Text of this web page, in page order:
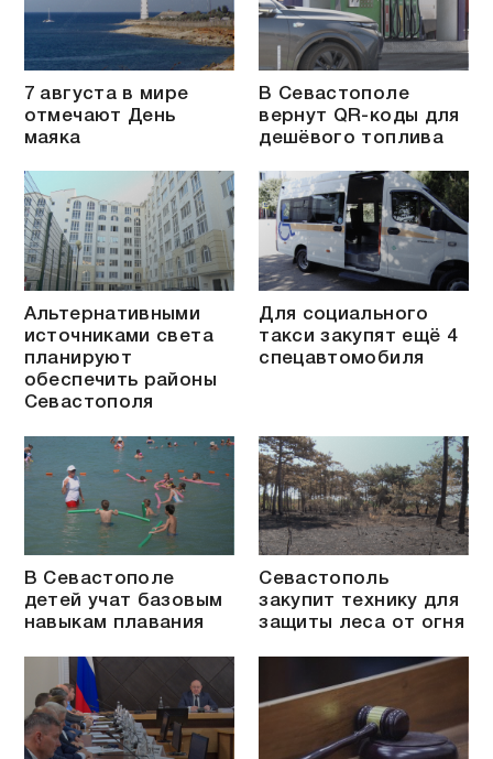
7 августа в мире
отмечают День
маяка
В Севастополе
вернут QR-коды для
дешёвого топлива
Альтернативными
источниками света
планируют
обеспечить районы
Севастополя
Для социального
такси закупят ещё 4
спецавтомобиля
В Севастополе
детей учат базовым
навыкам плавания
Севастополь
закупит технику для
защиты леса от огня